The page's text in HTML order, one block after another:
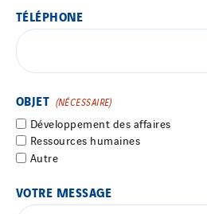
TÉLÉPHONE
OBJET (NÉCESSAIRE)
Développement des affaires
Ressources humaines
Autre
VOTRE MESSAGE